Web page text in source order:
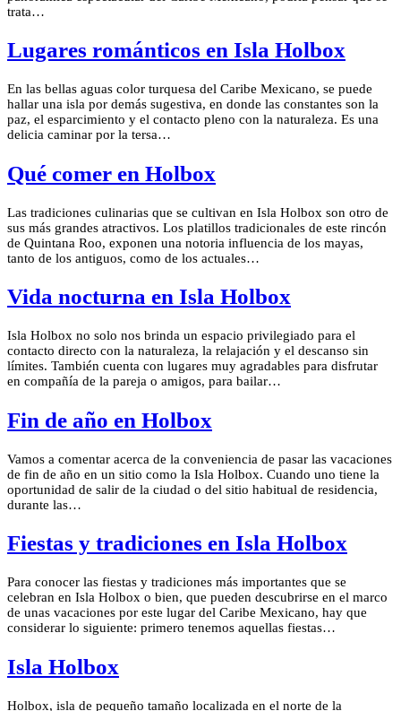
trata…
Lugares románticos en Isla Holbox
En las bellas aguas color turquesa del Caribe Mexicano, se puede
hallar una isla por demás sugestiva, en donde las constantes son la
paz, el esparcimiento y el contacto pleno con la naturaleza. Es una
delicia caminar por la tersa…
Qué comer en Holbox
Las tradiciones culinarias que se cultivan en Isla Holbox son otro de
sus más grandes atractivos. Los platillos tradicionales de este rincón
de Quintana Roo, exponen una notoria influencia de los mayas,
tanto de los antiguos, como de los actuales…
Vida nocturna en Isla Holbox
Isla Holbox no solo nos brinda un espacio privilegiado para el
contacto directo con la naturaleza, la relajación y el descanso sin
límites. También cuenta con lugares muy agradables para disfrutar
en compañía de la pareja o amigos, para bailar…
Fin de año en Holbox
Vamos a comentar acerca de la conveniencia de pasar las vacaciones
de fin de año en un sitio como la Isla Holbox. Cuando uno tiene la
oportunidad de salir de la ciudad o del sitio habitual de residencia,
durante las…
Fiestas y tradiciones en Isla Holbox
Para conocer las fiestas y tradiciones más importantes que se
celebran en Isla Holbox o bien, que pueden descubrirse en el marco
de unas vacaciones por este lugar del Caribe Mexicano, hay que
considerar lo siguiente: primero tenemos aquellas fiestas…
Isla Holbox
Holbox, isla de pequeño tamaño localizada en el norte de la